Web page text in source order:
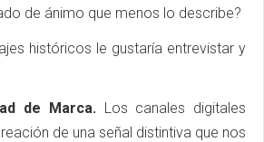
de ánimo que menos lo describe?
históricos le gustaría entrevistar y
de Marca.Los canales digitales
de una señal distintiva que nos